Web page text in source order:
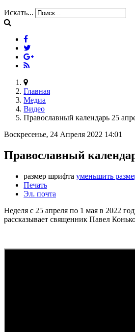
Искать...
Главная
Медиа
Видео
Православный календарь 25
Воскресенье, 24 Апреля 2022 14:01
Православный
размер шрифта уменьшить
Печать
Эл. почта
Неделя с 25 апреля по 1 мая в 2022
рассказывает священник Павел